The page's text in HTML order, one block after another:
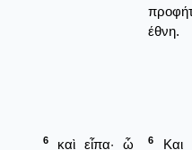
έθνη.
6 καὶ εἶπα· ὦ 6 Και